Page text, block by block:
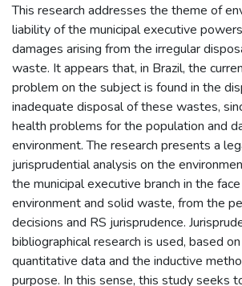
This research addresses the theme of
liability of the municipal executive
damages arising from the irregular
waste. It appears that, in Brazil, the
problem on the subject is found in the
inadequate disposal of these wastes,
health problems for the population and
environment. The research presents a
jurisprudential analysis on the
the municipal executive branch in the
environment and solid waste, from the
decisions and RS jurisprudence.
bibliographical research is used, based
quantitative data and the inductive
purpose. In this sense, this study seeks